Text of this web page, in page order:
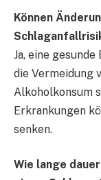
Können
Ja, eine
die Vermeidung
Alkoholkonsum
Erkrankungen
senken.
Wie lange